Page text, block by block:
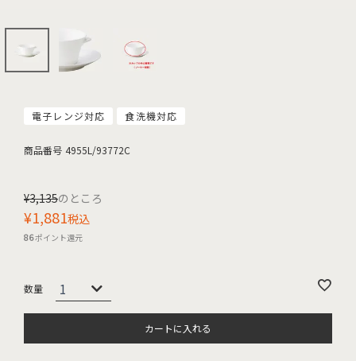
電子レンジ対応 食洗機対応
商品番号 4955L/93772C
¥3,135のところ
¥1,881税込
86ポイント還元
カートに入れる